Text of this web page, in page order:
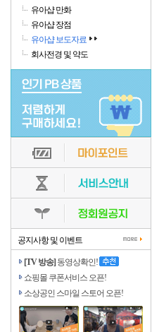
유아샵 만화
유아샵 장점
유아샵 보도자료
회사전경 및 약도
공지사항 및 이벤트
[TV 방송] 동영상확인!
쇼핑몰 쿠폰서비스 오픈!
소상공인 스마일 스토어 오픈!